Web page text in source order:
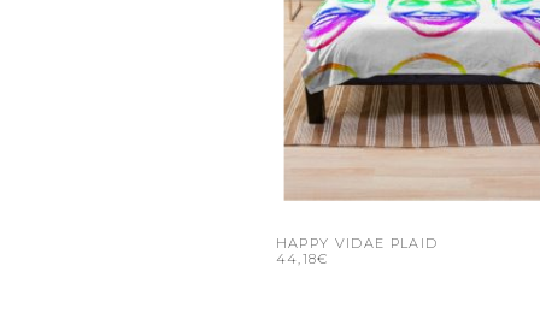
HAPPY VIDAE PLAID
44,18€